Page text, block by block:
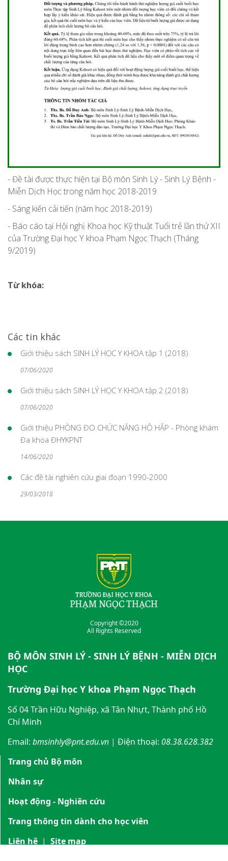
- Đề tài được thực hiện tại Bộ môn Sinh Lý - Sinh Lý Bệnh -
Miễn Dịch Học trong năm học 2018-2019
- Sáng kiến cải tiến (năm học 2018-2019)
- Báo cáo tại Hội nghị Khoa học Kỹ thuật Tuổi trẻ lần thứ XII
của Trường Đại học Y khoa Phạm Ngọc Thạch (Tháng
9/2019)
Từ khóa:
Các tin khác
Giới thiệu sách SINH LÝ HỌC Y KHOA tập 1 (2018)
07/06/2020
Giới thiệu sách SINH LÝ HỌC Y KHOA tập 2 (2018)
07/06/2020
Giới thiệu PHÒNG ĐO CHỨC NĂNG HÔ HẤP - Phòng khám
Đa khoa ĐHYKPNT
14/06/2020
Các đề tài nghiên cứu giai đoạn 1990-2000
29/03/2018
Copyright ©2020
All Rights Reserved
BỘ MÔN SINH LÝ - SINH LÝ BỆNH - MIỄN DỊCH
HỌC
Trường Đại học Y khoa Phạm Ngọc Thạch
Số 04 Trần Hữu Nghiệp, xã Tân Nhựt, Thành phố Hồ
Chí Minh
Email: bmsinhly@pnt.edu.vn | Điện thoại: 08.38.628.382
Trang chủ Bộ môn
Nhân sự
Hoạt động - Nghiên cứu
Trang thông tin dành cho học viên
Liên hệ | Site map